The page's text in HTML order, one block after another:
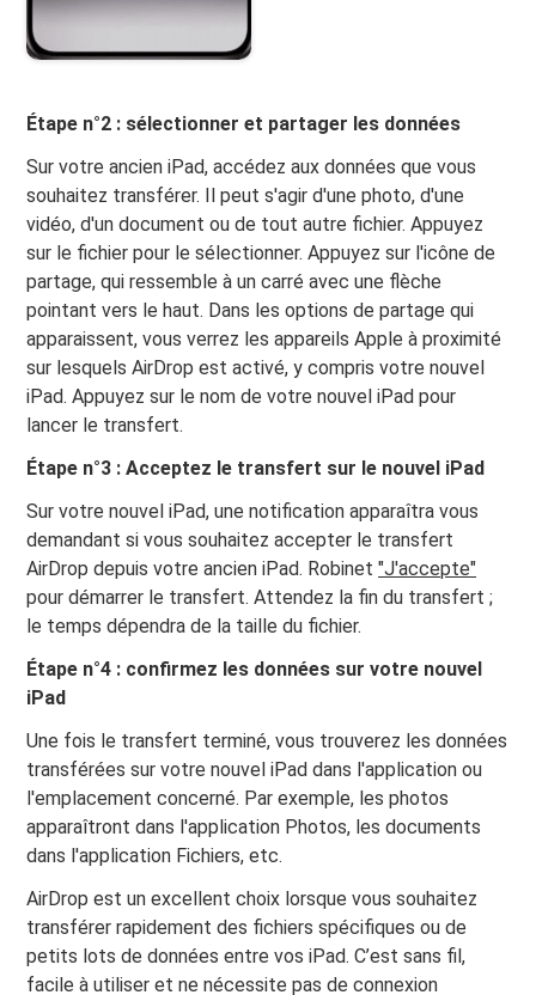
Étape n°2 : sélectionner et partager les données
Sur votre ancien iPad, accédez aux données que vous
souhaitez transférer. Il peut s'agir d'une photo, d'une
vidéo, d'un document ou de tout autre fichier. Appuyez
sur le fichier pour le sélectionner. Appuyez sur l'icône de
partage, qui ressemble à un carré avec une flèche
pointant vers le haut. Dans les options de partage qui
apparaissent, vous verrez les appareils Apple à proximité
sur lesquels AirDrop est activé, y compris votre nouvel
iPad. Appuyez sur le nom de votre nouvel iPad pour
lancer le transfert.
Étape n°3 : Acceptez le transfert sur le nouvel iPad
Sur votre nouvel iPad, une notification apparaîtra vous
demandant si vous souhaitez accepter le transfert
AirDrop depuis votre ancien iPad. Robinet"J'accepte"
pour démarrer le transfert. Attendez la fin du transfert ;
le temps dépendra de la taille du fichier.
Étape n°4 : confirmez les données sur votre nouvel
iPad
Une fois le transfert terminé, vous trouverez les données
transférées sur votre nouvel iPad dans l'application ou
l'emplacement concerné. Par exemple, les photos
apparaîtront dans l'application Photos, les documents
dans l'application Fichiers, etc.
AirDrop est un excellent choix lorsque vous souhaitez
transférer rapidement des fichiers spécifiques ou de
petits lots de données entre vos iPad. C’est sans fil,
facile à utiliser et ne nécessite pas de connexion